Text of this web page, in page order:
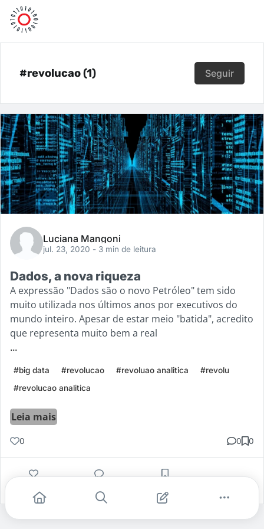
#revolucao (1) Seguir
Luciana Mangoni
jul. 23, 2020 - 3 min de leitura
Dados, a nova riqueza
A expressão "Dados são o novo Petróleo" tem sido
muito utilizada nos últimos anos por executivos do
mundo inteiro. Apesar de estar meio "batida", acredito
que representa muito bem a real
...
#big data #revolucao #revoluao analitica
#revolu
#revolucao analitica
Leia mais
0 0 0